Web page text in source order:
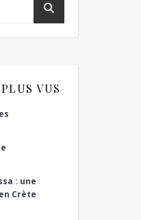
VUS
: une
Crète